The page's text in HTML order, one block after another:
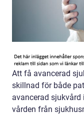
Att få avancerad
skillnad för både
avancerad
vården från